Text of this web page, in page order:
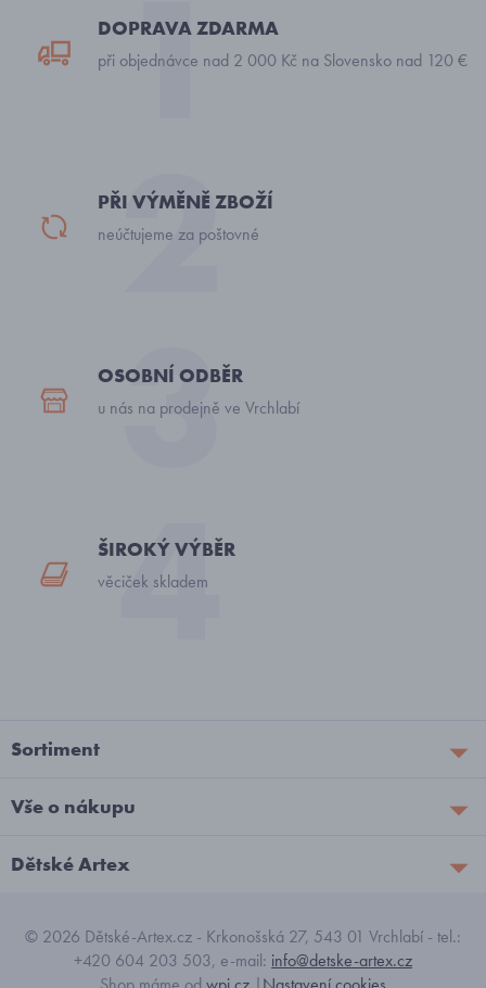
DOPRAVA ZDARMA
při objednávce nad 2 000 Kč na Slovensko nad 120 €
PŘI VÝMĚNĚ ZBOŽÍ
neúčtujeme za poštovné
OSOBNÍ ODBĚR
u nás na prodejně ve Vrchlabí
ŠIROKÝ VÝBĚR
věciček skladem
Sortiment
Vše o nákupu
Dětské Artex
© 2026 Dětské-Artex.cz - Krkonošská 27, 543 01 Vrchlabí - tel.:
+420 604 203 503, e-mail: info@detske-artex.cz